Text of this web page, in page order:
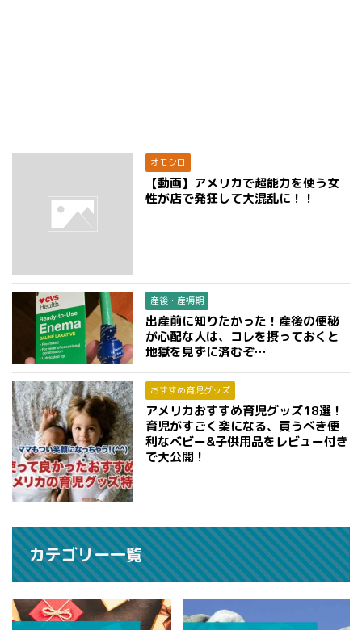
オモシロ
【動画】アメリカで超能力を使う女
性が店で発狂して大混乱に！！
産後・産褥期
出産前に知りたかった！産後の便秘
が心配な人は、コレを摂っておくと
地獄を見ずに済むぞ…
おすすめ育児グッズ
アメリカおすすめ育児グッズ18選！
育児がすごく楽になる、買うべき便
利なベビー&子供用品をレビュー付き
で大公開！
カテゴリー一覧